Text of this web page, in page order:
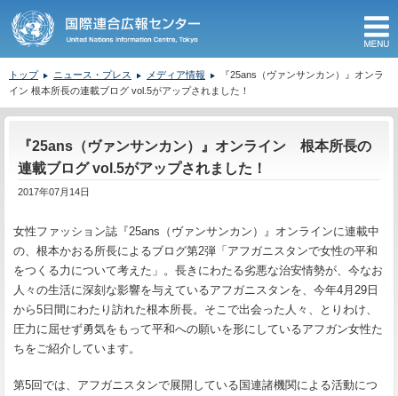
トップ ニュース・プレス メディア情報
『25ans（ヴァンサンカン）』オンラ
イン 根本所長の連載ブログ vol.5がアップされました！
『25ans（ヴァンサンカン）』オンライン 根本所長の
連載ブログ vol.5がアップされました！
2017年07月14日
女性ファッション誌『25ans（ヴァンサンカン）』オンラインに連載中
の、根本かおる所長によるブログ第2弾「アフガニスタンで女性の平和
をつくる力について考えた」。長きにわたる劣悪な治安情勢が、今なお
人々の生活に深刻な影響を与えているアフガニスタンを、今年4月29日
から5日間にわたり訪れた根本所長。そこで出会った人々、とりわけ、
圧力に屈せず勇気をもって平和への願いを形にしているアフガン女性た
ちをご紹介しています。
第5回では、アフガニスタンで展開している国連諸機関による活動につ